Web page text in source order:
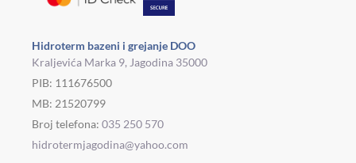
Hidroterm bazeni i grejanje DOO
Kraljevića Marka 9, Jagodina 35000
PIB: 111676500
MB: 21520799
Broj telefona: 035 250 570
hidrotermjagodina@yahoo.com